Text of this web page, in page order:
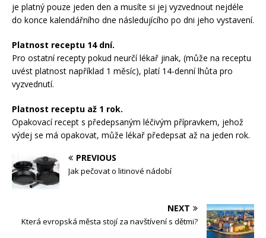
je platný pouze jeden den a musíte si jej vyzvednout nejdéle
do konce kalendářního dne následujícího po dni jeho vystavení.
Platnost receptu 14 dní.
Pro ostatní recepty pokud neurčí lékař jinak, (může na receptu
uvést platnost například 1 měsíc), platí 14-denní lhůta pro
vyzvednutí.
Platnost receptu až 1 rok.
Opakovací recept s předepsaným léčivým přípravkem, jehož
výdej se má opakovat, může lékař předepsat až na jeden rok.
PREVIOUS
Jak pečovat o litinové nádobí
NEXT
Která evropská města stojí za navštívení s dětmi?